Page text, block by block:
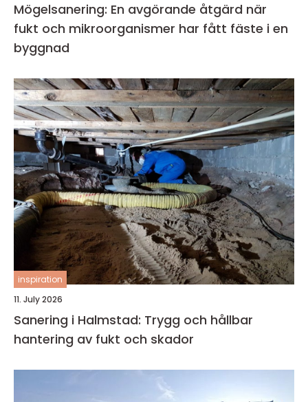
Mögelsanering: En avgörande åtgärd när
fukt och mikroorganismer har fått fäste i en
byggnad
inspiration
11. July 2026
Sanering i Halmstad: Trygg och hållbar
hantering av fukt och skador